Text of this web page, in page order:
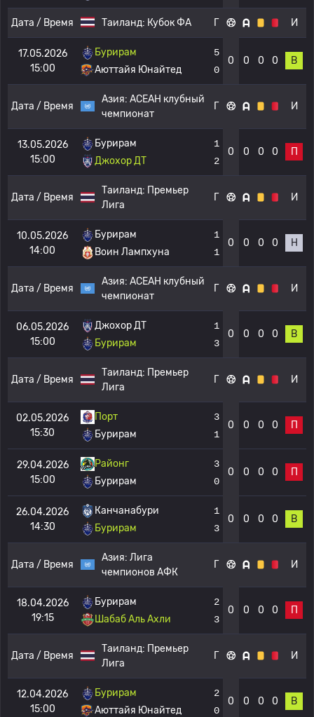
Дата / Время Таиланд: Кубок ФА Г И
17.05.2026
15:00
Бурирам
Аюттайя Юнайтед
5
0
0 0 0 0 В
Дата / Время
Азия: АСЕАН клубный
чемпионат
Г И
13.05.2026
15:00
Бурирам
Джохор ДТ
1
2
0 0 0 0 П
Дата / Время
Таиланд: Премьер
Лига
Г И
10.05.2026
14:00
Бурирам
Воин Лампхуна
1
1
0 0 0 0 Н
Дата / Время
Азия: АСЕАН клубный
чемпионат
Г И
06.05.2026
15:00
Джохор ДТ
Бурирам
1
3
0 0 0 0 В
Дата / Время
Таиланд: Премьер
Лига
Г И
02.05.2026
15:30
Порт
Бурирам
3
1
0 0 0 0 П
29.04.2026
15:00
Районг
Бурирам
3
0
0 0 0 0 П
26.04.2026
14:30
Канчанабури
Бурирам
1
3
0 0 0 0 В
Дата / Время
Азия: Лига
чемпионов АФК
Г И
18.04.2026
19:15
Бурирам
Шабаб Аль Ахли
2
3
0 0 0 0 П
Дата / Время
Таиланд: Премьер
Лига
Г И
12.04.2026
15:00
Бурирам
Аюттайя Юнайтед
2
0
0 0 0 0 В